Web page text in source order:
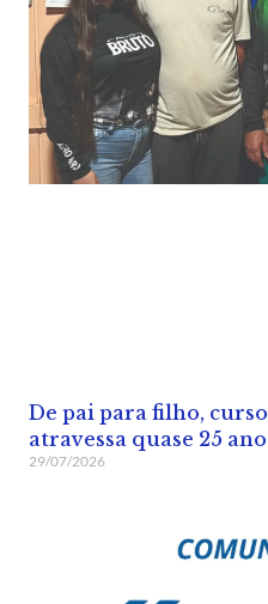
De pai para filho,
atravessa quase 25
29/07/2026